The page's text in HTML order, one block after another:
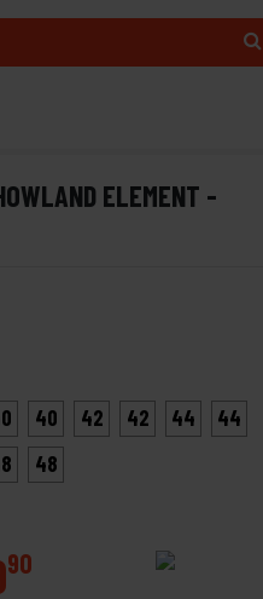
ELEMENT -
40 42 42 44
44
48
90